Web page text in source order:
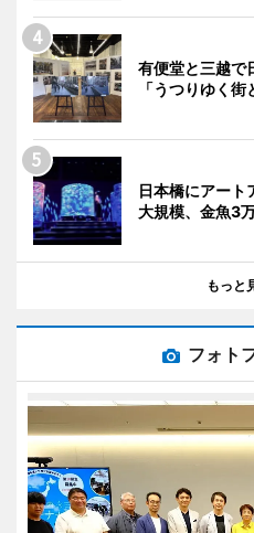
有便堂と三越
「うつりゆく
日本橋にアー
大規模、金魚3
もっと
フォト